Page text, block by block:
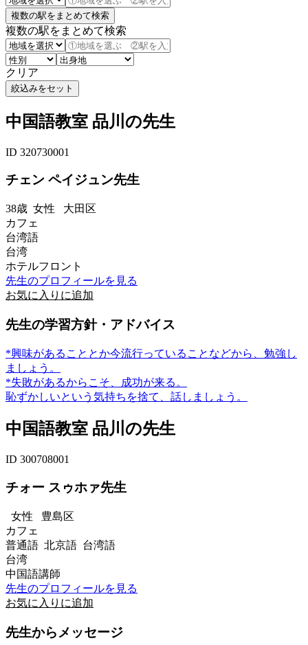
複数の駅をまとめて検索
クリア
中国語教室 品川の先生
ID 320730001
チェン ペイジュン先生
38歳 女性 大田区
カフェ
台湾語
台湾
ホテルフロント
先生のプロフィールを見る
お気に入りに追加
先生の学習方針・アドバイス
*興味があることとか今流行っていることなどから、勉強し
ましょう。
*失敗があるからこそ、成功が来る。
恥ずかしいという気持ちを捨て、話しましょう。
中国語教室 品川の先生
ID 300708001
チォー スゥホァ先生
女性 豊島区
カフェ
普通語 北京語 台湾語
台湾
中国語講師
先生のプロフィールを見る
お気に入りに追加
先生からメッセージ